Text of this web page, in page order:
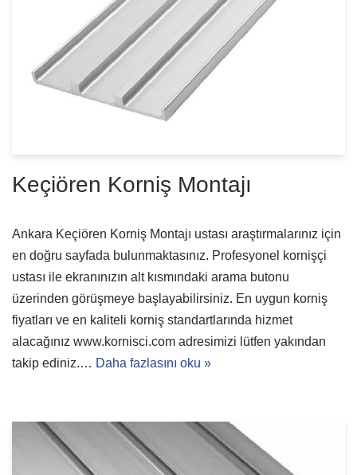
Keçiören Korniş Montajı
Ankara Keçiören Korniş Montajı ustası araştırmalarınız için
en doğru sayfada bulunmaktasınız. Profesyonel kornişçi
ustası ile ekranınızın alt kısmındaki arama butonu
üzerinden görüşmeye başlayabilirsiniz. En uygun korniş
fiyatları ve en kaliteli korniş standartlarında hizmet
alacağınız www.kornisci.com adresimizi lütfen yakından
takip ediniz.… Daha fazlasını oku »